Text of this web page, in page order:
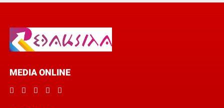
MEDIA ONLINE